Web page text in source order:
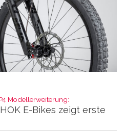
Modellerweiterung:
E-Bikes zeigt erste